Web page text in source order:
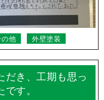
の他 外壁塗装
だき、工期も思っ
す。